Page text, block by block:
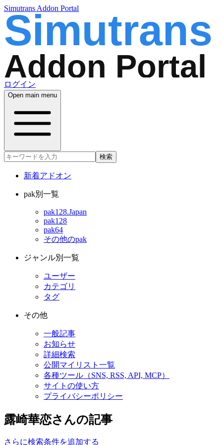
Simutrans Addon Portal
ログイン
Open main menu
検索
新着アドオン
pak別一覧
pak128.Japan
pak128
pak64
その他のpak
ジャンル別一覧
ユーザー
カテゴリ
タグ
その他
一般記事
お知らせ
詳細検索
公開マイリスト一覧
各種ツール（SNS, RSS, API, MCP）
サイトの使い方
プライバシーポリシー
露崎華恋さんの記事
さらに検索条件を追加する